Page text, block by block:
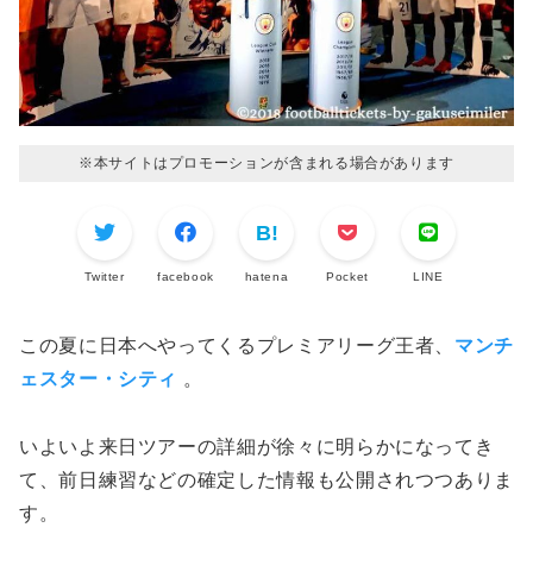
※本サイトはプロモーションが含まれる場合があります
Twitter facebook hatena Pocket LINE
この夏に日本へやってくるプレミアリーグ王者、 マンチ
ェスター・シティ 。
いよいよ来日ツアーの詳細が徐々に明らかになってき
て、前日練習などの確定した情報も公開されつつありま
す。